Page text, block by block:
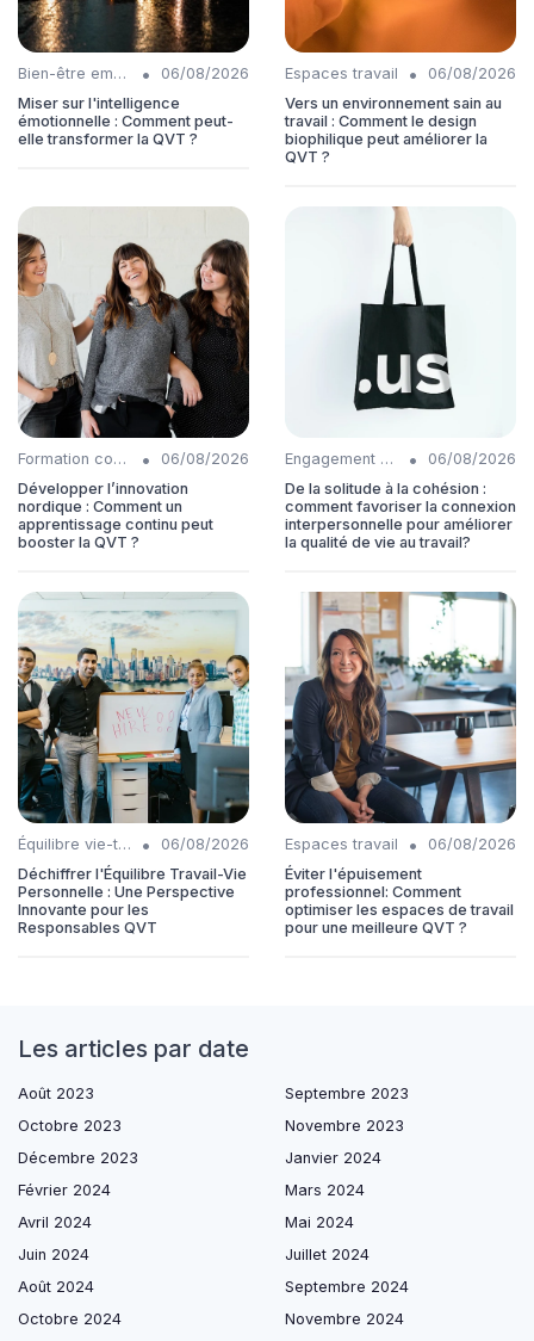
Bien-être employés •
06/08/2026
Miser sur l'intelligence
émotionnelle : Comment peut-
elle transformer la QVT ?
Espaces travail •
06/08/2026
Vers un environnement sain au
travail : Comment le design
biophilique peut améliorer la
QVT ?
Formation continue •
06/08/2026
Développer l’innovation
nordique : Comment un
apprentissage continu peut
booster la QVT ?
Engagement collaborateurs •
06/08/2026
De la solitude à la cohésion :
comment favoriser la connexion
interpersonnelle pour améliorer
la qualité de vie au travail?
Équilibre vie-travail •
06/08/2026
Déchiffrer l'Équilibre Travail-Vie
Personnelle : Une Perspective
Innovante pour les
Responsables QVT
Espaces travail •
06/08/2026
Éviter l'épuisement
professionnel: Comment
optimiser les espaces de travail
pour une meilleure QVT ?
Les articles par date
Août 2023
Septembre 2023
Octobre 2023
Novembre 2023
Décembre 2023
Janvier 2024
Février 2024
Mars 2024
Avril 2024
Mai 2024
Juin 2024
Juillet 2024
Août 2024
Septembre 2024
Octobre 2024
Novembre 2024